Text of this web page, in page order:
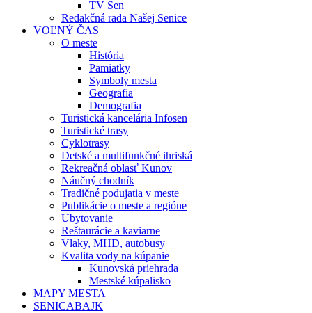
TV Sen
Redakčná rada Našej Senice
VOĽNÝ ČAS
O meste
História
Pamiatky
Symboly mesta
Geografia
Demografia
Turistická kancelária Infosen
Turistické trasy
Cyklotrasy
Detské a multifunkčné ihriská
Rekreačná oblasť Kunov
Náučný chodník
Tradičné podujatia v meste
Publikácie o meste a regióne
Ubytovanie
Reštaurácie a kaviarne
Vlaky, MHD, autobusy
Kvalita vody na kúpanie
Kunovská priehrada
Mestské kúpalisko
MAPY MESTA
SENICABAJK